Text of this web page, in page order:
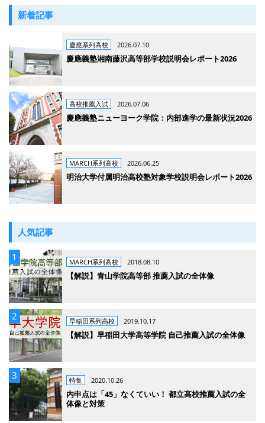
新着記事
慶應系列高校 2026.07.10
慶應義塾湘南藤沢高等部学校説明会レポート2026
高校推薦入試 2026.07.06
慶應義塾ニューヨーク学院：内部進学の最新状況2026
MARCH系列高校 2026.06.25
明治大学付属明治高校塾対象学校説明会レポート2026
人気記事
MARCH系列高校 2018.08.10
【解説】青山学院高等部 推薦入試の全体像
早稲田系列高校 2019.10.17
【解説】早稲田大学高等学院 自己推薦入試の全体像
特集 2020.10.26
内申点は「45」なくていい！ 都立高校推薦入試の全
体像と対策